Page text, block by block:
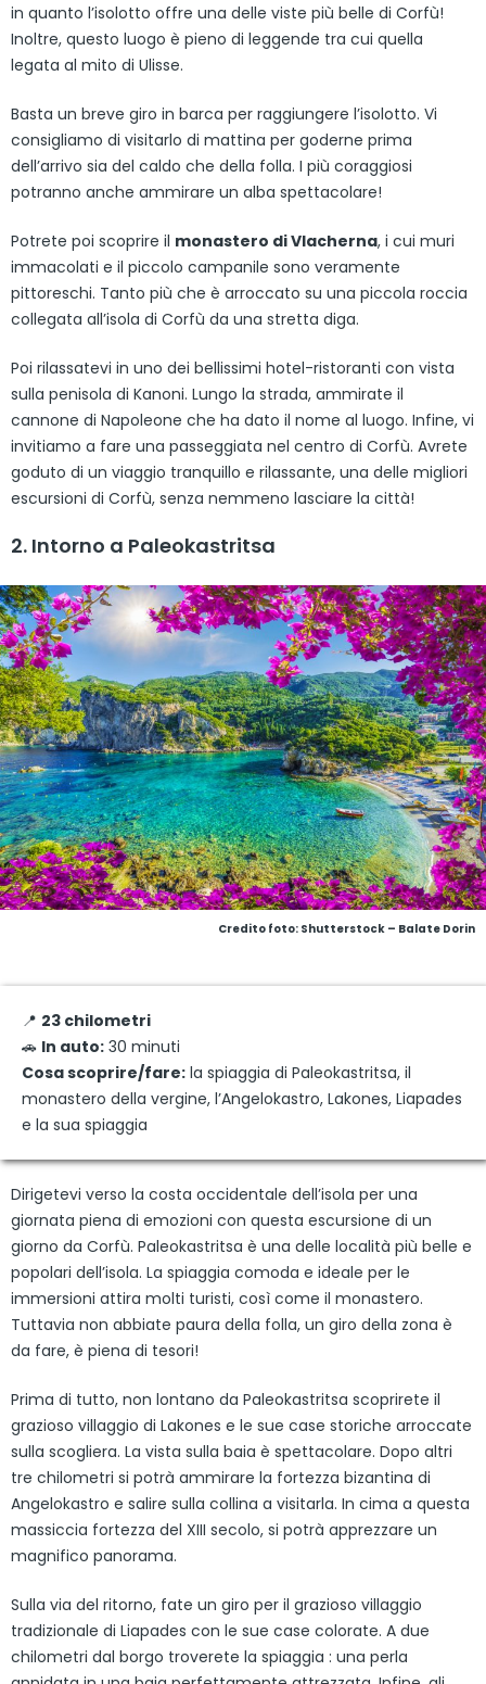
in quanto l’isolotto offre una delle viste più belle di Corfù!
Inoltre, questo luogo è pieno di leggende tra cui quella
legata al mito di Ulisse.
Basta un breve giro in barca per raggiungere l’isolotto. Vi
consigliamo di visitarlo di mattina per goderne prima
dell’arrivo sia del caldo che della folla. I più coraggiosi
potranno anche ammirare un alba spettacolare!
Potrete poi scoprire il monastero di Vlacherna, i cui muri
immacolati e il piccolo campanile sono veramente
pittoreschi. Tanto più che è arroccato su una piccola roccia
collegata all’isola di Corfù da una stretta diga.
Poi rilassatevi in uno dei bellissimi hotel-ristoranti con vista
sulla penisola di Kanoni. Lungo la strada, ammirate il
cannone di Napoleone che ha dato il nome al luogo. Infine, vi
invitiamo a fare una passeggiata nel centro di Corfù. Avrete
goduto di un viaggio tranquillo e rilassante, una delle migliori
escursioni di Corfù, senza nemmeno lasciare la città!
2. Intorno a Paleokastritsa
Credito foto: Shutterstock – Balate Dorin
📍 23 chilometri
🚗 In auto: 30 minuti
Cosa scoprire/fare: la spiaggia di Paleokastritsa, il
monastero della vergine, l’Angelokastro, Lakones, Liapades
e la sua spiaggia
Dirigetevi verso la costa occidentale dell’isola per una
giornata piena di emozioni con questa escursione di un
giorno da Corfù. Paleokastritsa è una delle località più belle e
popolari dell’isola. La spiaggia comoda e ideale per le
immersioni attira molti turisti, così come il monastero.
Tuttavia non abbiate paura della folla, un giro della zona è
da fare, è piena di tesori!
Prima di tutto, non lontano da Paleokastritsa scoprirete il
grazioso villaggio di Lakones e le sue case storiche arroccate
sulla scogliera. La vista sulla baia è spettacolare. Dopo altri
tre chilometri si potrà ammirare la fortezza bizantina di
Angelokastro e salire sulla collina a visitarla. In cima a questa
massiccia fortezza del XIII secolo, si potrà apprezzare un
magnifico panorama.
Sulla via del ritorno, fate un giro per il grazioso villaggio
tradizionale di Liapades con le sue case colorate. A due
chilometri dal borgo troverete la spiaggia : una perla